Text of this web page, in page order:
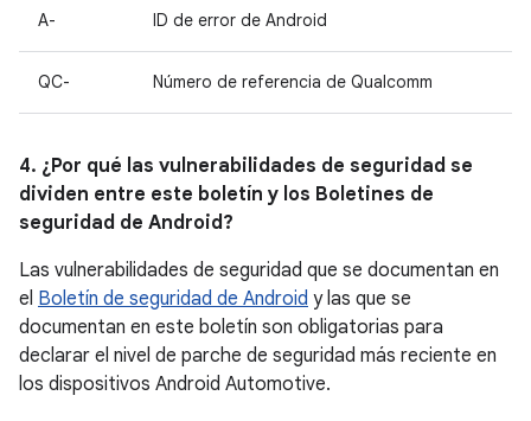
A- ID de error de Android
QC- Número de referencia de Qualcomm
4. ¿Por qué las vulnerabilidades de seguridad se
dividen entre este boletín y los Boletines de
seguridad de Android?
Las vulnerabilidades de seguridad que se documentan en
el Boletín de seguridad de Android y las que se
documentan en este boletín son obligatorias para
declarar el nivel de parche de seguridad más reciente en
los dispositivos Android Automotive.